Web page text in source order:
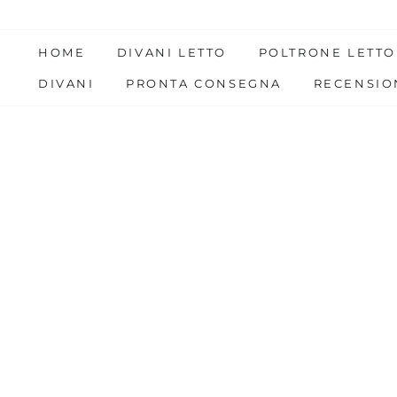
content
HOME DIVANI LETTO POLTRONE LETTO
DIVANI PRONTA CONSEGNA